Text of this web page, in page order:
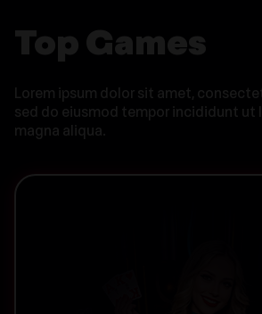
Top Games
Lorem ipsum dolor sit amet,
sed do eiusmod tempor incididunt ut
magna aliqua.